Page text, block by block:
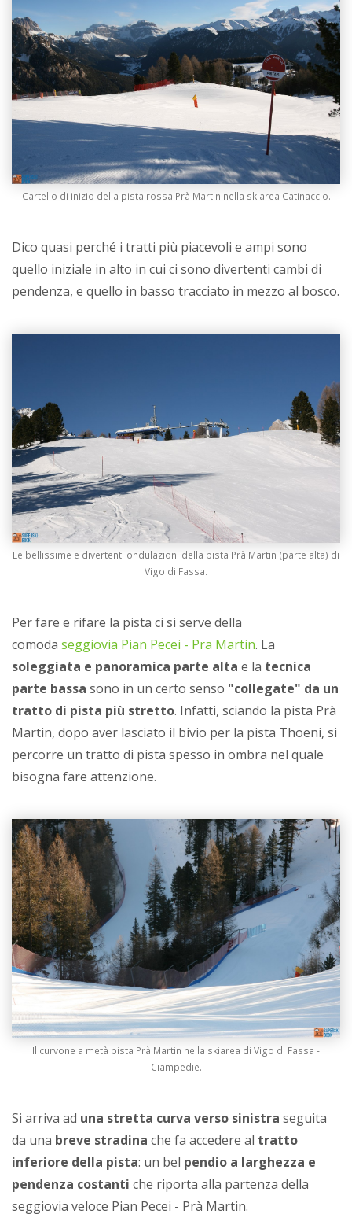
Cartello di inizio della pista rossa Prà Martin nella skiarea Catinaccio.
Dico quasi perché i tratti più piacevoli e ampi sono
quello iniziale in alto in cui ci sono divertenti cambi di
pendenza, e quello in basso tracciato in mezzo al bosco.
Le bellissime e divertenti ondulazioni della pista Prà Martin (parte alta) di
Vigo di Fassa.
Per fare e rifare la pista ci si serve della
comoda seggiovia Pian Pecei - Pra Martin. La
soleggiata e panoramica parte alta e la tecnica
parte bassa sono in un certo senso "collegate" da un
tratto di pista più stretto. Infatti, sciando la pista Prà
Martin, dopo aver lasciato il bivio per la pista Thoeni, si
percorre un tratto di pista spesso in ombra nel quale
bisogna fare attenzione.
Il curvone a metà pista Prà Martin nella skiarea di Vigo di Fassa -
Ciampedie.
Si arriva ad una stretta curva verso sinistra seguita
da una breve stradina che fa accedere al tratto
inferiore della pista: un bel pendio a larghezza e
pendenza costanti che riporta alla partenza della
seggiovia veloce Pian Pecei - Prà Martin.